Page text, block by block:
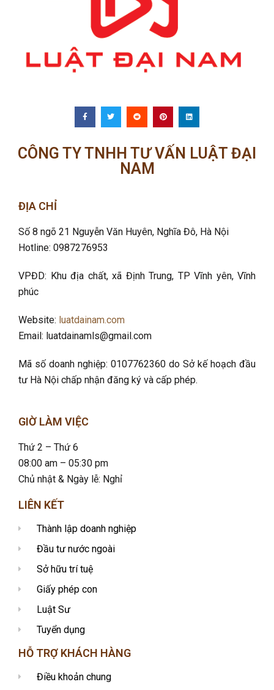
CÔNG TY TNHH TƯ VẤN LUẬT ĐẠI
NAM
ĐỊA CHỈ
Số 8 ngõ 21 Nguyễn Văn Huyên, Nghĩa Đô, Hà Nội
Hotline: 0987276953
VPĐD: Khu địa chất, xã Định Trung, TP Vĩnh yên, Vĩnh
phúc
Website: luatdainam.com
Email: luatdainamls@gmail.com
Mã số doanh nghiệp: 0107762360 do Sở kế hoạch đầu
tư Hà Nội chấp nhận đăng ký và cấp phép.
GIỜ LÀM VIỆC
Thứ 2 – Thứ 6
08:00 am – 05:30 pm
Chủ nhật & Ngày lễ: Nghỉ
LIÊN KẾT
Thành lập doanh nghiệp
Đầu tư nước ngoài
Sở hữu trí tuệ
Giấy phép con
Luật Sư
Tuyển dụng
HỖ TRỢ KHÁCH HÀNG
Điều khoản chung